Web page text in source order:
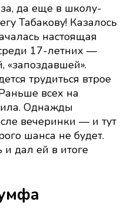
да еще в школу-
Табакову! Казалось
настоящая
17-летних —
«запоздавшей».
трудиться втрое
всех на
Однажды
вечеринки — и тут
шанса не будет.
и дал ей в итоге